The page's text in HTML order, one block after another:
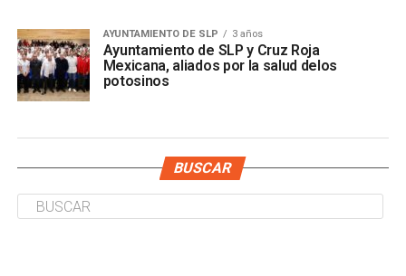
AYUNTAMIENTO DE SLP 3 años
Ayuntamiento de SLP y Cruz Roja
Mexicana, aliados por la salud delos
potosinos
BUSCAR